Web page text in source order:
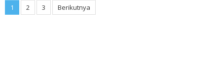
Paginasi
1 2 3 Berikutnya